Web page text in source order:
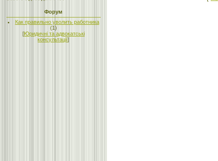
Форум
Как правильно уволить работника
(1)
[Юридичні та адвокатські
консультації]